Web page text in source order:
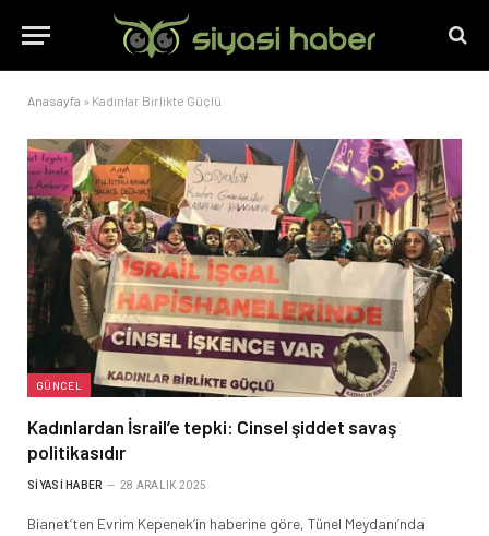
Anasayfa » Kadınlar Birlikte Güçlü
GÜNCEL
Kadınlardan İsrail’e tepki: Cinsel şiddet savaş
politikasıdır
SIYASI HABER 28 ARALIK 2025
Bianet’ten Evrim Kepenek’in haberine göre, Tünel Meydanı’nda